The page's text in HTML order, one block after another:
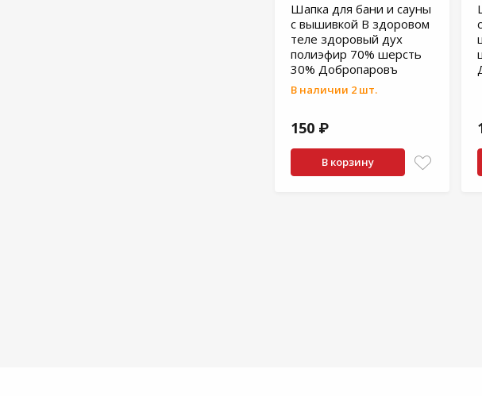
Шапка для бани и сауны
с вышивкой В здоровом
теле здоровый дух
полиэфир 70% шерсть
30% Добропаровъ
В наличии 2 шт.
150 ₽
В корзину